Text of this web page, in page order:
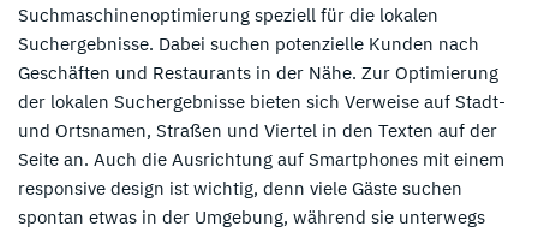
Suchmaschinenoptimierung speziell für die lokalen
Suchergebnisse. Dabei suchen potenzielle Kunden nach
Geschäften und Restaurants in der Nähe. Zur Optimierung
der lokalen Suchergebnisse bieten sich Verweise auf Stadt-
und Ortsnamen, Straßen und Viertel in den Texten auf der
Seite an. Auch die Ausrichtung auf Smartphones mit einem
responsive design ist wichtig, denn viele Gäste suchen
spontan etwas in der Umgebung, während sie unterwegs